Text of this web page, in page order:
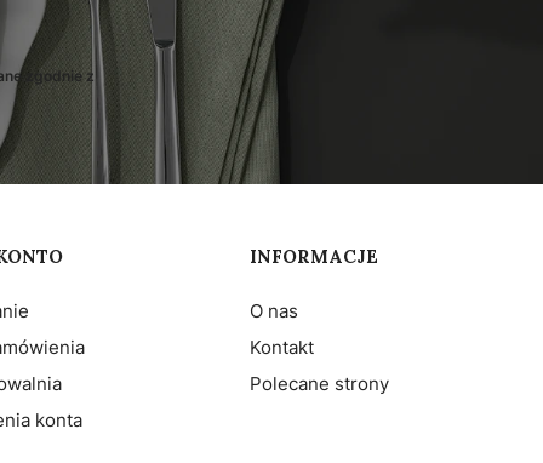
zgodnie z
konta
INFORMACJE
O nas
Kontakt
Polecane strony